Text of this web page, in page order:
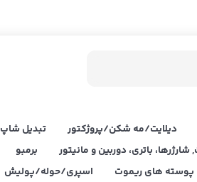
دیلایت/مه شکن/پروژکتور تبدیل شاپ
باتری، دوربین و مانیتور برمبو
پوسته های ریموت اسپری/حوله/پولیش